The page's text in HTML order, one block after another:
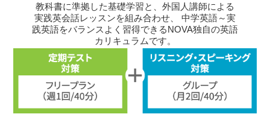
教科書に準拠した基礎学習と、外国人講師による
実践英会話レッスンを組み合わせ、
中学英語～実
践英語をバランスよく習得できるNOVA独自の英語
カリキュラムです。